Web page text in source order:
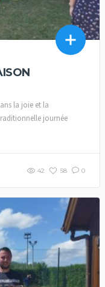
la joie et la
journée
42 58 0